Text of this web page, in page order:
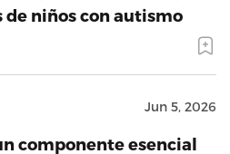
de niños con autismo
Jun 5, 2026
componente esencial